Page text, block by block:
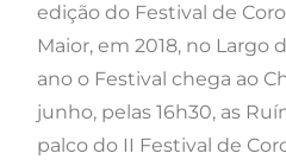
edição do Festival de
Maior, em 2018, no Largo
ano o Festival chega ao
junho, pelas 16h30, as
palco do II Festival de